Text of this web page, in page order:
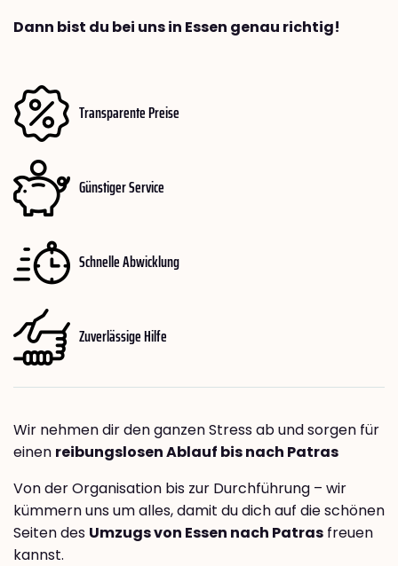
Dann bist du bei uns in Essen genau richtig!
Transparente Preise
Günstiger Service
Schnelle Abwicklung
Zuverlässige Hilfe
Wir nehmen dir den ganzen Stress ab und sorgen für
einen reibungslosen Ablauf bis nach Patras
Von der Organisation bis zur Durchführung – wir
kümmern uns um alles, damit du dich auf die schönen
Seiten des Umzugs von Essen nach Patras freuen
kannst.